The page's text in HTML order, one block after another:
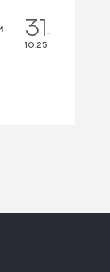
31
10.25